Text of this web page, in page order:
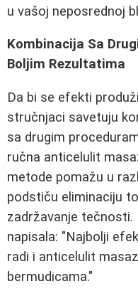
u vašoj neposrednoj
Kombinacija Sa
Boljim Rezultatima
Da bi se efekti
stručnjaci savetuju
sa drugim
ručna anticelulit
metode pomažu u
podstiču eliminaciju
zadržavanje tečnosti.
napisala: "Najbolji
radi i anticelulit
bermudicama."